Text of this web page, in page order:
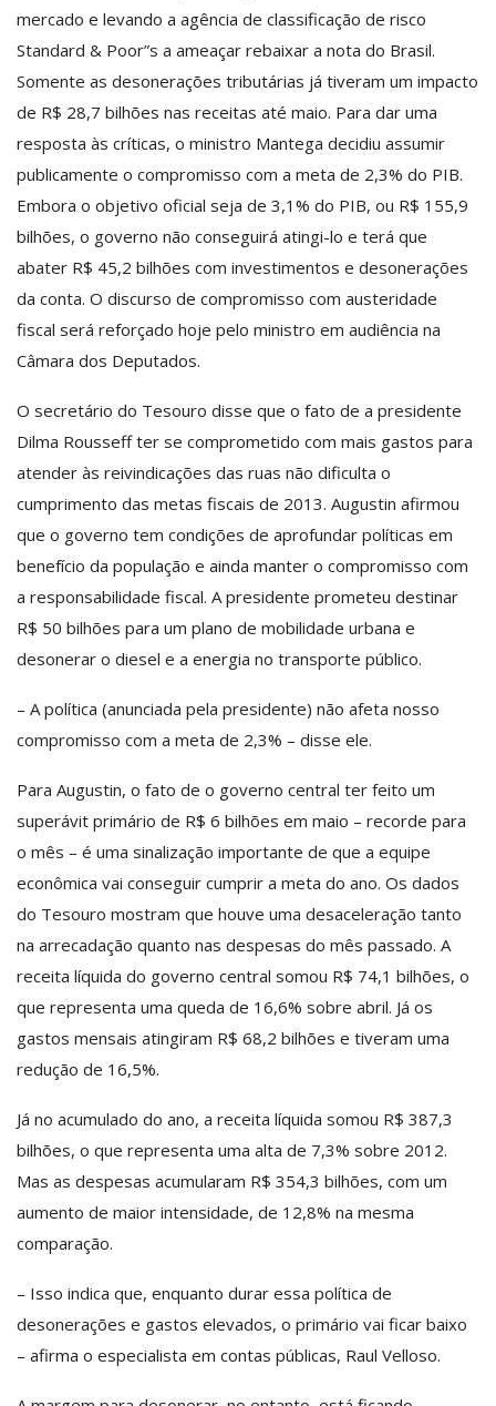
mercado e levando a agência de classificação de risco
Standard & Poor”s a ameaçar rebaixar a nota do Brasil.
Somente as desonerações tributárias já tiveram um impacto
de R$ 28,7 bilhões nas receitas até maio. Para dar uma
resposta às críticas, o ministro Mantega decidiu assumir
publicamente o compromisso com a meta de 2,3% do PIB.
Embora o objetivo oficial seja de 3,1% do PIB, ou R$ 155,9
bilhões, o governo não conseguirá atingi-lo e terá que
abater R$ 45,2 bilhões com investimentos e desonerações
da conta. O discurso de compromisso com austeridade
fiscal será reforçado hoje pelo ministro em audiência na
Câmara dos Deputados.
O secretário do Tesouro disse que o fato de a presidente
Dilma Rousseff ter se comprometido com mais gastos para
atender às reivindicações das ruas não dificulta o
cumprimento das metas fiscais de 2013. Augustin afirmou
que o governo tem condições de aprofundar políticas em
benefício da população e ainda manter o compromisso com
a responsabilidade fiscal. A presidente prometeu destinar
R$ 50 bilhões para um plano de mobilidade urbana e
desonerar o diesel e a energia no transporte público.
– A política (anunciada pela presidente) não afeta nosso
compromisso com a meta de 2,3% – disse ele.
Para Augustin, o fato de o governo central ter feito um
superávit primário de R$ 6 bilhões em maio – recorde para
o mês – é uma sinalização importante de que a equipe
econômica vai conseguir cumprir a meta do ano. Os dados
do Tesouro mostram que houve uma desaceleração tanto
na arrecadação quanto nas despesas do mês passado. A
receita líquida do governo central somou R$ 74,1 bilhões, o
que representa uma queda de 16,6% sobre abril. Já os
gastos mensais atingiram R$ 68,2 bilhões e tiveram uma
redução de 16,5%.
Já no acumulado do ano, a receita líquida somou R$ 387,3
bilhões, o que representa uma alta de 7,3% sobre 2012.
Mas as despesas acumularam R$ 354,3 bilhões, com um
aumento de maior intensidade, de 12,8% na mesma
comparação.
– Isso indica que, enquanto durar essa política de
desonerações e gastos elevados, o primário vai ficar baixo
– afirma o especialista em contas públicas, Raul Velloso.